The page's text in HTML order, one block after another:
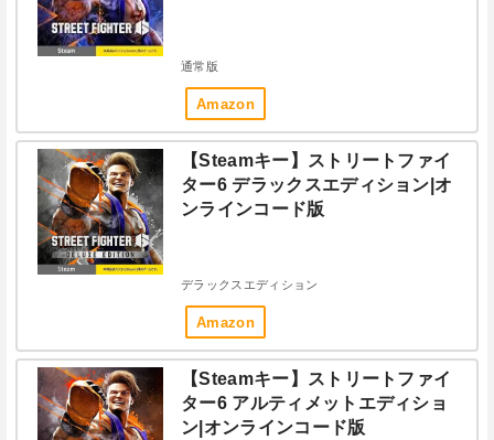
通常版
Amazon
【Steamキー】ストリートファイ
ター6 デラックスエディション|オ
ンラインコード版
デラックスエディション
Amazon
【Steamキー】ストリートファイ
ター6 アルティメットエディショ
ン|オンラインコード版